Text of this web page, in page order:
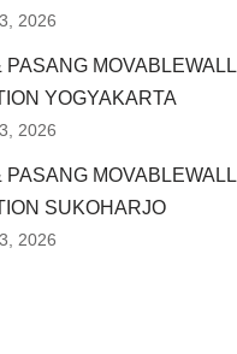
2026
PASANG MOVABLEWALL
YOGYAKARTA
2026
PASANG MOVABLEWALL
SUKOHARJO
2026